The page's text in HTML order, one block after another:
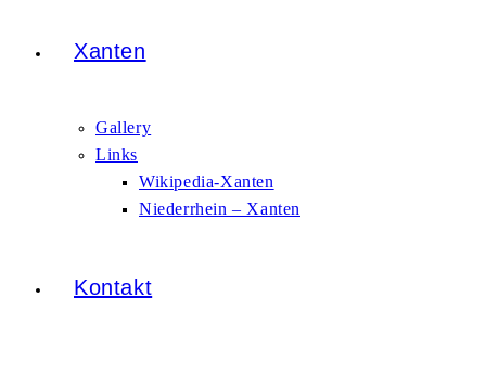
Xanten
Gallery
Links
Wikipedia-Xanten
Niederrhein – Xanten
Kontakt